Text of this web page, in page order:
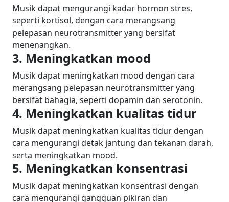
Musik dapat mengurangi kadar hormon stres,
seperti kortisol, dengan cara merangsang
pelepasan neurotransmitter yang bersifat
menenangkan.
3. Meningkatkan mood
Musik dapat meningkatkan mood dengan cara
merangsang pelepasan neurotransmitter yang
bersifat bahagia, seperti dopamin dan serotonin.
4. Meningkatkan kualitas tidur
Musik dapat meningkatkan kualitas tidur dengan
cara mengurangi detak jantung dan tekanan darah,
serta meningkatkan mood.
5. Meningkatkan konsentrasi
Musik dapat meningkatkan konsentrasi dengan
cara mengurangi gangguan pikiran dan